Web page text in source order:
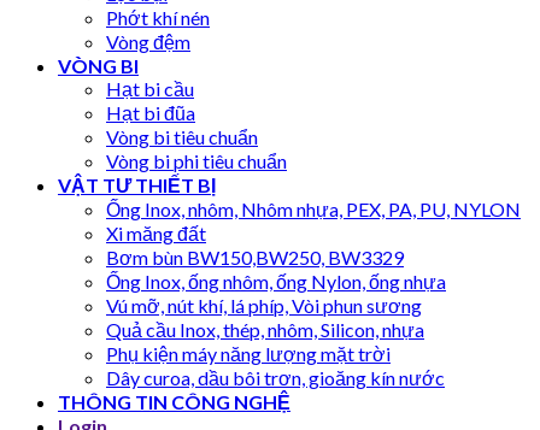
Phớt khí nén
Vòng đệm
VÒNG BI
Hạt bi cầu
Hạt bi đũa
Vòng bi tiêu chuẩn
Vòng bi phi tiêu chuẩn
VẬT TƯ THIẾT BỊ
Ống Inox, nhôm, Nhôm nhựa, PEX, PA, PU, NYLON
Xi măng đất
Bơm bùn BW150,BW250, BW3329
Ống Inox, ống nhôm, ống Nylon, ống nhựa
Vú mỡ, nút khí, lá phíp, Vòi phun sương
Quả cầu Inox, thép, nhôm, Silicon, nhựa
Phụ kiện máy năng lượng mặt trời
Dây curoa, dầu bôi trơn, gioăng kín nước
THÔNG TIN CÔNG NGHỆ